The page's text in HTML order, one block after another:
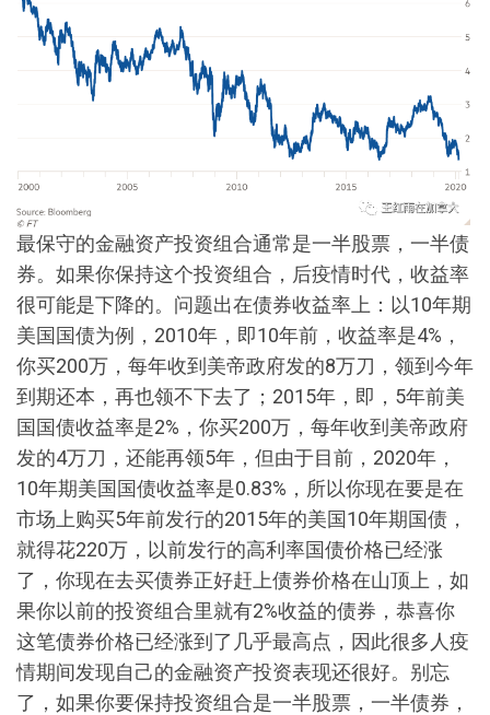
最保守的金融资产投资组合通常是一半股票，一半债
券。如果你保持这个投资组合，后疫情时代，收益率
很可能是下降的。问题出在债券收益率上：以10年期
美国国债为例，2010年，即10年前，收益率是4%，
你买200万，每年收到美帝政府发的8万刀，领到今年
到期还本，再也领不下去了；2015年，即，5年前美
国国债收益率是2%，你买200万，每年收到美帝政府
发的4万刀，还能再领5年，但由于目前，2020年，
10年期美国国债收益率是0.83%，所以你现在要是在
市场上购买5年前发行的2015年的美国10年期国债，
就得花220万，以前发行的高利率国债价格已经涨
了，你现在去买债券正好赶上债券价格在山顶上，如
果你以前的投资组合里就有2%收益的债券，恭喜你
这笔债券价格已经涨到了几乎最高点，因此很多人疫
情期间发现自己的金融资产投资表现还很好。别忘
了，如果你要保持投资组合是一半股票，一半债券，